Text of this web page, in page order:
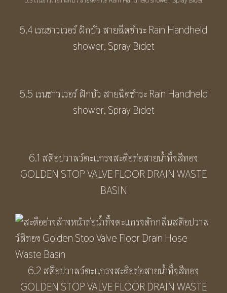
5.4 เรนชาวเวอร์ ฝักบัว สายฉีดชำระ Rain Handheld
shower, Spray Bidet
5.5 เรนชาวเวอร์ ฝักบัว สายฉีดชำระ Rain Handheld
shower, Spray Bidet
6.1 สต็อปวาลว์ตะแกรงสะดือท่อสายน้ำทิ้งสีทอง
GOLDEN STOP VALVE FLOOR DRAIN WASTE
BASIN
6.2 สต็อปวาลว์ตะแกรงสะดือท่อสายน้ำทิ้งสีทอง
GOLDEN STOP VALVE FLOOR DRAIN WASTE